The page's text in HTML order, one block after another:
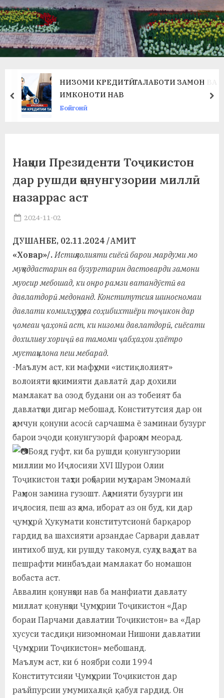
в
л
а
т
и
т
а
н
о
м
и
Н
и
с
а
в
НИЗОМИ КРЕДИТӢ: ТАЛАБОТИ ЗАМОН ВА
ИМКОНОТИ НАВ
Бойгонӣ
prev
Нақши Президенти Тоҷикистон
дар рушди қонунгузории миллӣ
назаррас аст
Posted
2024-11-02
ДУШАНБЕ, 02.11.2024 /АМИТ
«Ховар»/. Истиқлолияти сиёсӣ барои мардуми мо
муқаддастарин ва бузургтарин дастоварди замони
муосир мебошад, ки онро рамзи ватандӯстӣ ва
давлатдорӣ медонанд. Конститутсия шиносномаи
давлати комилҳуқуқ ва соҳибихтиёри тоҷикон дар
ҷомеаи ҷаҳонӣ аст, ки низоми давлатдорӣ, сиёсати
дохиливу хориҷӣ ва тамоми ҷабҳаҳои ҳаётро
мустақилона пеш мебарад.
-Маълум аст, ки мафҳуми «истиқлолият»
волоияти ҳокимияти давлатӣ дар дохили
мамлакат ва озод будани он аз тобеият ба
давлатҳои дигар мебошад. Конститутсия дар он
ҳамчун қонуни асосӣ сарчашма ё заминаи бузург
барои эҷоди қонунгузорӣ фароҳам меорад.
Бояд гуфт, ки ба рушди қонунгузории
миллии мо Иҷлосияи XVI Шурои Олии
Тоҷикистон таҳти роҳбарии муҳтарам Эмомалӣ
Раҳмон замина гузошт. Аҳамияти бузурги ин
иҷлосия, пеш аз ҳама, иборат аз он буд, ки дар
ҷумҳурӣ Ҳукумати конститутсионӣ барқарор
гардид ва шахсияти арзандае Сарвари давлат
интихоб шуд, ки рушду такомул, сулҳу ваҳдат ва
пешрафти минбаъдаи мамлакат бо номашон
вобаста аст.
Аввалин қонунҳои нав ба манфиати давлату
миллат қонунҳои Ҷумҳурии Тоҷикистон «Дар
бораи Парчами давлатии Тоҷикистон» ва «Дар
хусуси тасдиқи низомномаи Нишони давлатии
Ҷумҳурии Тоҷикистон» мебошанд.
Маълум аст, ки 6 ноябри соли 1994
Конститутсияи Ҷумҳурии Тоҷикистон дар
раъйпурсии умумихалқӣ қабул гардид. Он